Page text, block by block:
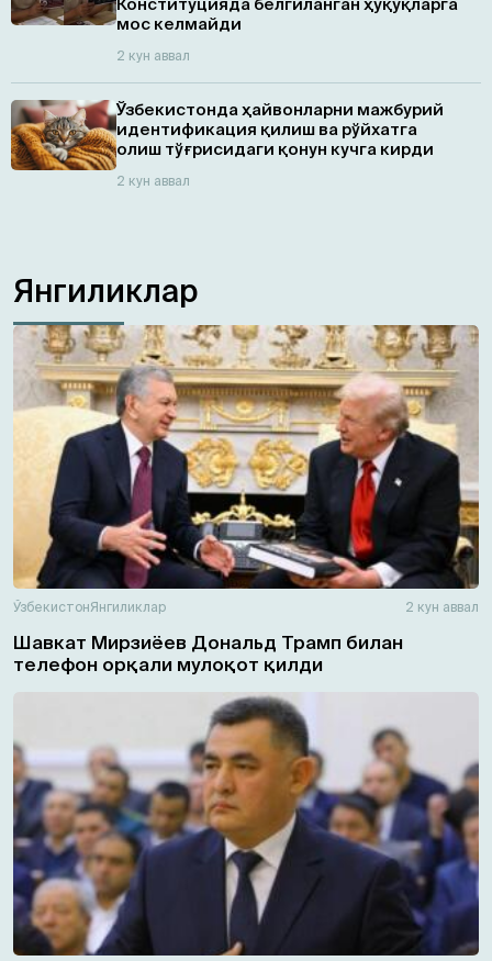
Конституцияда белгиланган ҳуқуқларга
мос келмайди
2 кун аввал
Ўзбекистонда ҳайвонларни мажбурий
идентификация қилиш ва рўйхатга
олиш тўғрисидаги қонун кучга кирди
2 кун аввал
Янгиликлар
ЎзбекистонЯнгиликлар 2 кун аввал
Шавкат Мирзиёев Дональд Трамп билан
телефон орқали мулоқот қилди